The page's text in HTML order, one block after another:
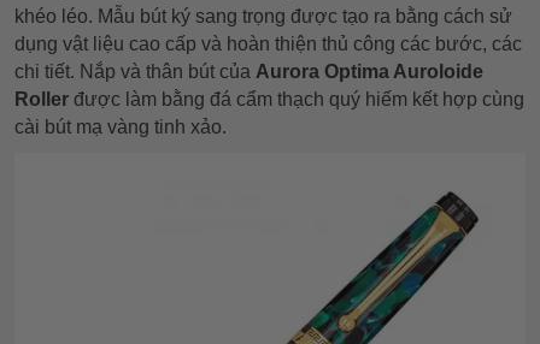
khéo léo. Mẫu bút ký sang trọng được tạo ra bằng cách sử
dụng vật liệu cao cấp và hoàn thiện thủ công các bước, các
chi tiết. Nắp và thân bút của Aurora Optima Auroloide
Roller được làm bằng đá cẩm thạch quý hiếm kết hợp cùng
cài bút mạ vàng tinh xảo.